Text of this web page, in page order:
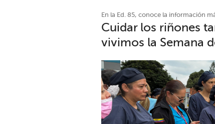
En la Ed. 85, conoce la información
Cuidar los riñones
vivimos la Semana